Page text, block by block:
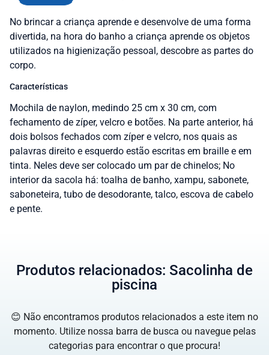
No brincar a criança aprende e desenvolve de uma forma
divertida, na hora do banho a criança aprende os objetos
utilizados na higienização pessoal, descobre as partes do
corpo.
Características
Mochila de naylon, medindo 25 cm x 30 cm, com
fechamento de zíper, velcro e botões. Na parte anterior, há
dois bolsos fechados com zíper e velcro, nos quais as
palavras direito e esquerdo estão escritas em braille e em
tinta. Neles deve ser colocado um par de chinelos; No
interior da sacola há: toalha de banho, xampu, sabonete,
saboneteira, tubo de desodorante, talco, escova de cabelo
e pente.
Produtos relacionados: Sacolinha de
piscina
😊 Não encontramos produtos relacionados a este item no
momento. Utilize nossa barra de busca ou navegue pelas
categorias para encontrar o que procura!